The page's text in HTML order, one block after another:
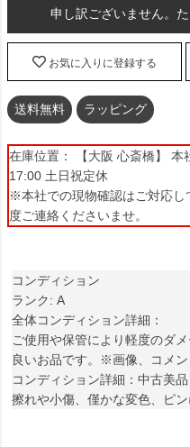
申し訳ございません。
お気に入りに登録する
送料無料 ラッピング
在庫位置： 【大阪 心斎橋】
17:00 土日祝定休
※本社での現物確認はご対応し
度ご連絡くださいませ。
コンディション
ランク: A
全体コンディション詳細：
ご使用や保管により軽度のダ
良いお品です。※画像、コメン
コンディション詳細：中古美品
擦れや小傷、僅かな変色、ピ